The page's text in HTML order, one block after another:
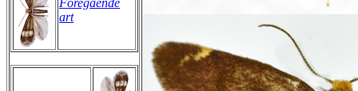
Föregående
art